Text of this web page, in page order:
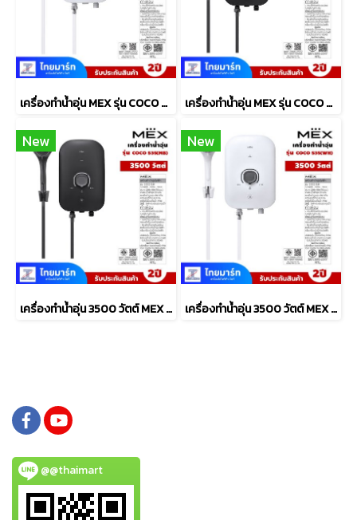
เครื่องทำน้ำอุ่น MEX รุ่น COCO S45 (WH) 4500วัตต์ สีขาว เครื่องทำน้ำอุ่น MEX รุ่น COCO S45 (MB) 4500วัตต์
New
เครื่องทำน้ำอุ่น 3500 วัตต์ MEX รุ่น COCO S35 (MB) สีดำ
New
เครื่องทำน้ำอุ่น 3500 วัตต์ MEX รุ่น COCO S35 (WH) สีขาว
@@thaimart